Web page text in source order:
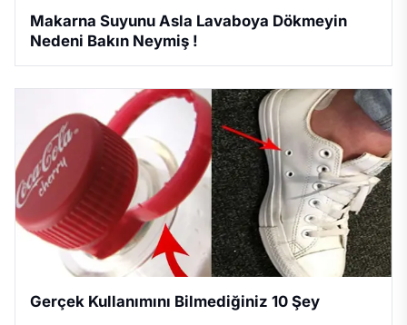
Makarna Suyunu Asla Lavaboya Dökmeyin
Nedeni Bakın Neymiş !
Gerçek Kullanımını Bilmediğiniz 10 Şey